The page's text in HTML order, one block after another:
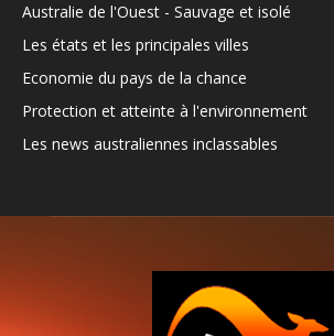
Australie de l'Ouest - Sauvage et isolé
Les états et les principales villes
Economie du pays de la chance
Protection et atteinte à l'environnement
Les news australiennes inclassables